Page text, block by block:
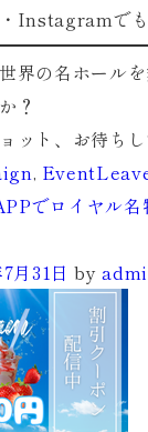
Instagramで
界の名ホール
？
ット、お待ち
, Event
でロイヤル名
月31日 by